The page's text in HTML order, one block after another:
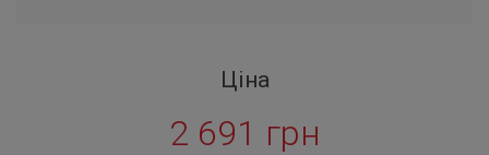
Ціна
2 691 грн